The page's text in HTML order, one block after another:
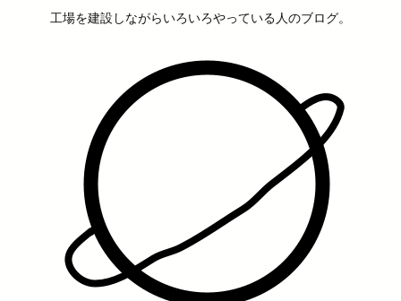
工場を建設しながらいろいろやっている人のブログ。